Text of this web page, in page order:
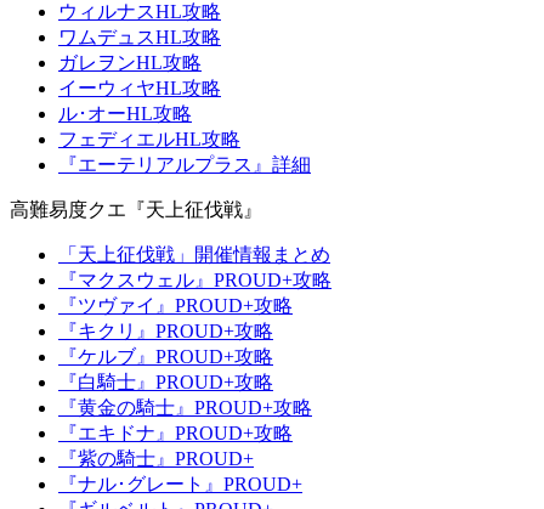
ウィルナスHL攻略
ワムデュスHL攻略
ガレヲンHL攻略
イーウィヤHL攻略
ル･オーHL攻略
フェディエルHL攻略
『エーテリアルプラス』詳細
高難易度クエ『天上征伐戦』
「天上征伐戦」開催情報まとめ
『マクスウェル』PROUD+攻略
『ツヴァイ』PROUD+攻略
『キクリ』PROUD+攻略
『ケルブ』PROUD+攻略
『白騎士』PROUD+攻略
『黄金の騎士』PROUD+攻略
『エキドナ』PROUD+攻略
『紫の騎士』PROUD+
『ナル･グレート』PROUD+